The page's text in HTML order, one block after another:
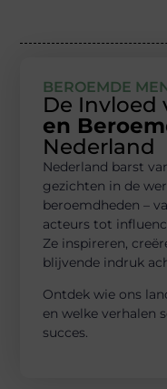
BEROEMDE
De Invloed
en
Nederland
Nederland barst
gezichten in de
beroemdheden –
acteurs tot
Ze inspireren,
blijvende indruk
Ontdek wie ons
en welke verhalen
succes.